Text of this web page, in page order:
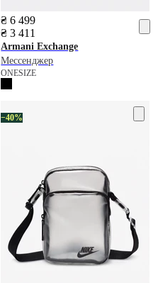
₴ 6 499
₴ 3 411
Armani Exchange
Мессенджер
ONESIZE
−40%